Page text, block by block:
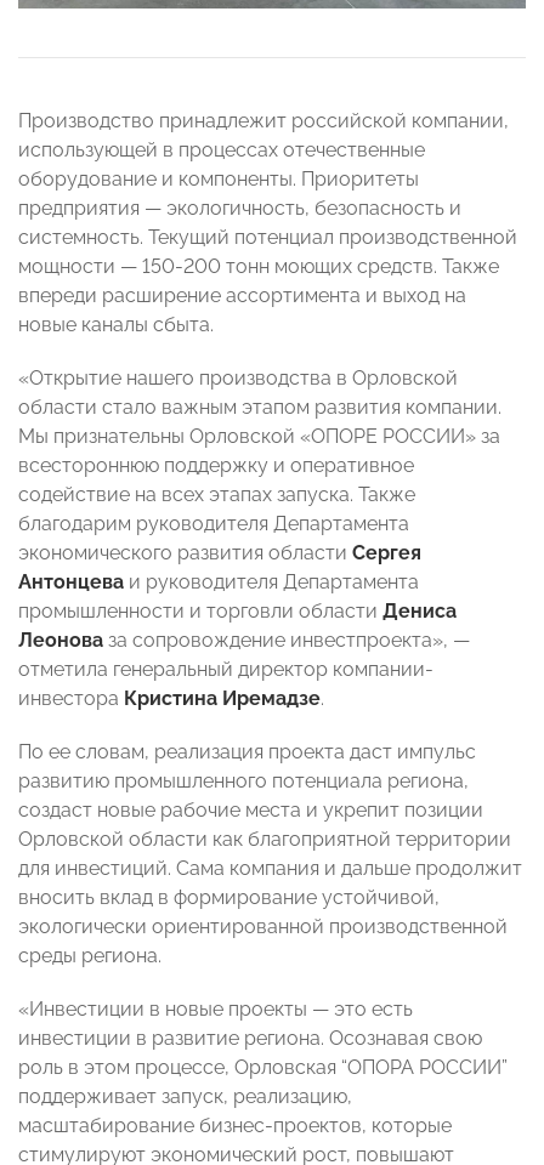
Производство принадлежит российской компании,
использующей в процессах отечественные
оборудование и компоненты. Приоритеты
предприятия — экологичность, безопасность и
системность. Текущий потенциал производственной
мощности — 150-200 тонн моющих средств. Также
впереди расширение ассортимента и выход на
новые каналы сбыта.
«Открытие нашего производства в Орловской
области стало важным этапом развития компании.
Мы признательны Орловской «ОПОРЕ РОССИИ» за
всестороннюю поддержку и оперативное
содействие на всех этапах запуска. Также
благодарим руководителя Департамента
экономического развития области Сергея
Антонцева и руководителя Департамента
промышленности и торговли области Дениса
Леонова за сопровождение инвестпроекта», —
отметила генеральный директор компании-
инвестора Кристина Иремадзе.
По ее словам, реализация проекта даст импульс
развитию промышленного потенциала региона,
создаст новые рабочие места и укрепит позиции
Орловской области как благоприятной территории
для инвестиций. Сама компания и дальше продолжит
вносить вклад в формирование устойчивой,
экологически ориентированной производственной
среды региона.
«Инвестиции в новые проекты — это есть
инвестиции в развитие региона. Осознавая свою
роль в этом процессе, Орловская “ОПОРА РОССИИ”
поддерживает запуск, реализацию,
масштабирование бизнес-проектов, которые
стимулируют экономический рост, повышают